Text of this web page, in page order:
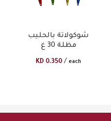
شوكولاتة بالحليب
مظلة 30 غ
KD 0.350 / each